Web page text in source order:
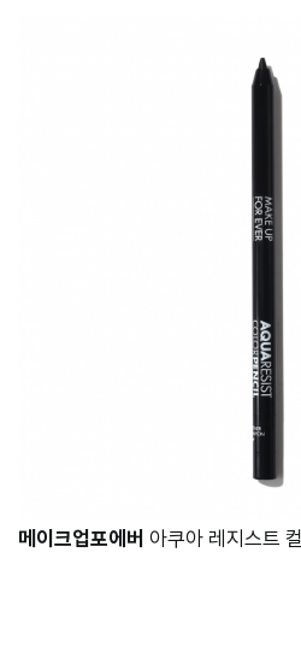
메이크업포에버 아쿠아 레지스트